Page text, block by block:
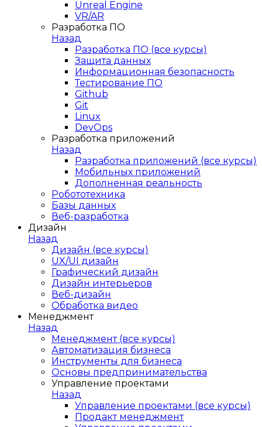
Unreal Engine
VR/AR
Разработка ПО
Назад
Разработка ПО (все курсы)
Защита данных
Информационная безопасность
Тестирование ПО
Github
Git
Linux
DevOps
Разработка приложений
Назад
Разработка приложений (все курсы)
Мобильных приложений
Дополненная реальность
Робототехника
Базы данных
Веб-разработка
Дизайн
Назад
Дизайн (все курсы)
UX/UI дизайн
Графический дизайн
Дизайн интерьеров
Веб-дизайн
Обработка видео
Менеджмент
Назад
Менеджмент (все курсы)
Автоматизация бизнеса
Инструменты для бизнеса
Основы предпринимательства
Управление проектами
Назад
Управление проектами (все курсы)
Продакт менеджмент